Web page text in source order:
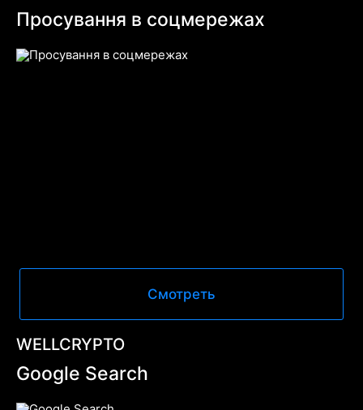
Просування в соцмережах
Смотреть
WELLCRYPTO
Google Search